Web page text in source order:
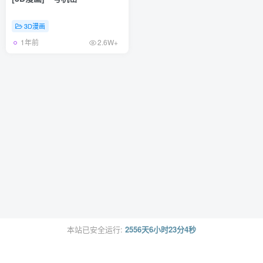
3D漫画
1年前 2.6W+
本站已安全运行: 2556天6小时23分4秒